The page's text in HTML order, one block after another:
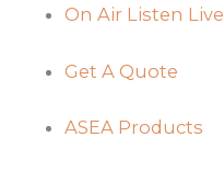
content
On Air Listen Live
Get A Quote
ASEA Products